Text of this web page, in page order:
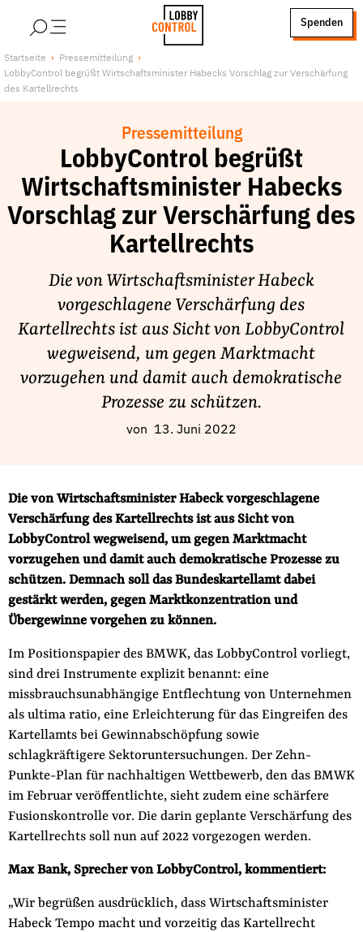
StartSeite
Spenden
Über uns
Lobby FAQs
Publikationen und Material
Lobbykritische Stadtführungen
Unsere Schwerpunkte
Macht der Digitalkonzerne
Spenden & Fördern
Fördermitglied werden
Testamentsspende
Presse
Newsletter
Appelle unterzeichnen
Kontakt
Impressum
Website
Folge Uns
FacebookMastodon
BlueskyInstagramYoutubeLinkedInFeed
Startseite
Pressemitteilung
LobbyControl begrüßt Wirtschaftsminister Habecks Vorschlag zur Verschärfung
des Kartellrechts
Pressemitteilung
LobbyControl begrüßt
Wirtschaftsminister Habecks
Vorschlag zur Verschärfung des
Kartellrechts
Die von Wirtschaftsminister Habeck
vorgeschlagene Verschärfung des
Kartellrechts ist aus Sicht von LobbyControl
wegweisend, um gegen Marktmacht
vorzugehen und damit auch demokratische
Prozesse zu schützen.
von 13. Juni 2022
Die von Wirtschaftsminister Habeck vorgeschlagene
Verschärfung des Kartellrechts ist aus Sicht von
LobbyControl wegweisend, um gegen Marktmacht
vorzugehen und damit auch demokratische Prozesse zu
schützen. Demnach soll das Bundeskartellamt dabei
gestärkt werden, gegen Marktkonzentration und
Übergewinne vorgehen zu können.
Im Positionspapier des BMWK, das LobbyControl vorliegt,
sind drei Instrumente explizit benannt: eine
missbrauchsunabhängige Entflechtung von Unternehmen
als ultima ratio, eine Erleichterung für das Eingreifen des
Kartellamts bei Gewinnabschöpfung sowie
schlagkräftigere Sektoruntersuchungen. Der Zehn-
Punkte-Plan für nachhaltigen Wettbewerb, den das BMWK
im Februar veröffentlichte, sieht zudem eine schärfere
Fusionskontrolle vor. Die darin geplante Verschärfung des
Kartellrechts soll nun auf 2022 vorgezogen werden.
Max Bank, Sprecher von LobbyControl, kommentiert:
„Wir begrüßen ausdrücklich, dass Wirtschaftsminister
Habeck Tempo macht und vorzeitig das Kartellrecht